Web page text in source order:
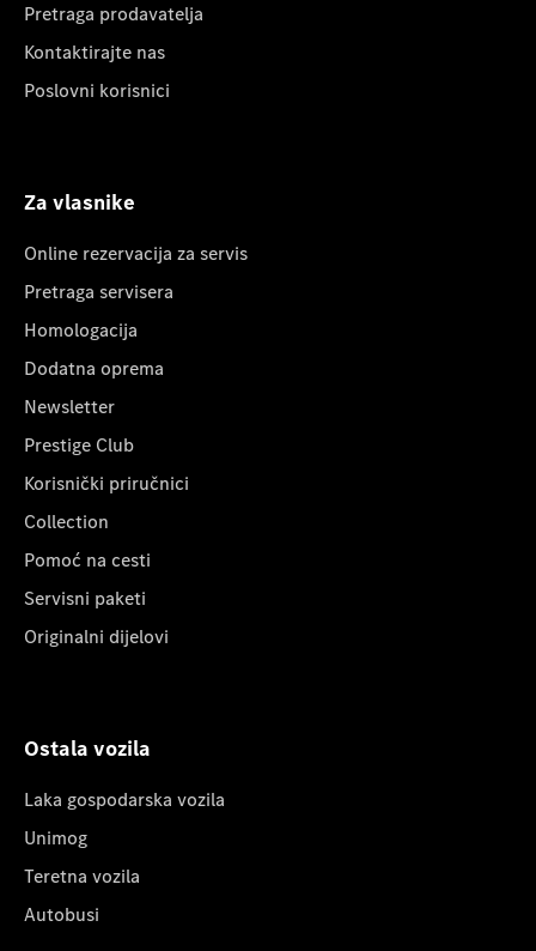
Pretraga prodavatelja
Kontaktirajte nas
Poslovni korisnici
Za vlasnike
Online rezervacija za servis
Pretraga servisera
Homologacija
Dodatna oprema
Newsletter
Prestige Club
Korisnički priručnici
Collection
Pomoć na cesti
Servisni paketi
Originalni dijelovi
Ostala vozila
Laka gospodarska vozila
Unimog
Teretna vozila
Autobusi